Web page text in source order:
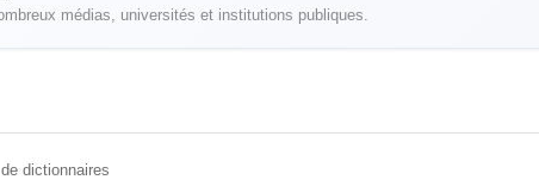
médias, universités et institutions publiques.
dictionnaires